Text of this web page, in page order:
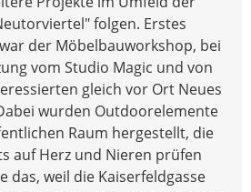
folgen. Erstes
der Möbelbauworkshop, bei
vom Studio Magic und von
gleich vor Ort Neues
wurden Outdoorelemente
Raum hergestellt, die
auf Herz und Nieren prüfen
das, weil die Kaiserfeldgasse